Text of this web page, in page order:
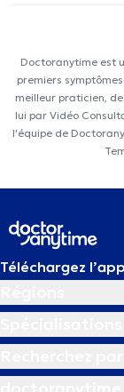
Doctoranytime est
premiers
meilleur praticien,
lui par Vidéo
l'équipe de
Téléchargez l’app